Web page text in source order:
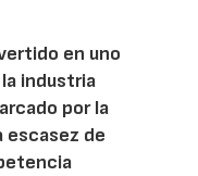
en uno
industria
por la
escasez de